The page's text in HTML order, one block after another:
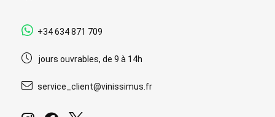
+34 634 871 709
jours ouvrables, de 9 à 14h
service_client@vinissimus.fr